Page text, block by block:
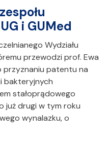
i GUMed
Wydziału
przewodzi prof. Ewa
przyznaniu patentu na
bakteryjnych
stałoprądowego
już drugi w tym roku
wynalazku, o